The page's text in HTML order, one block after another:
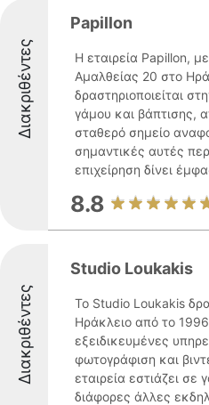
Διακριθέντες
Papillon
Η εταιρεία Papillon,
Αμαλθείας 20 στο
δραστηριοποιείται
γάμου και βάπτισης,
σταθερό σημείο
σημαντικές αυτές
επιχείρηση δίνει
8.8
Διακριθέντες
Studio Loukakis
Το Studio Loukakis
Ηράκλειο από το
εξειδικευμένες
φωτογράφιση και
εταιρεία εστιάζει σε
διάφορες άλλες